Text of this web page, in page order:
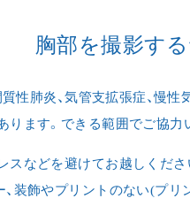
胸部を撮影す
質性肺炎、気管支拡張症、
ます。できる範囲でご協力
などを避けてお越しくだ
、装飾やプリントのない(プ
事前にWEB問診をご入
行うことができます。
力頂いても予約は完了